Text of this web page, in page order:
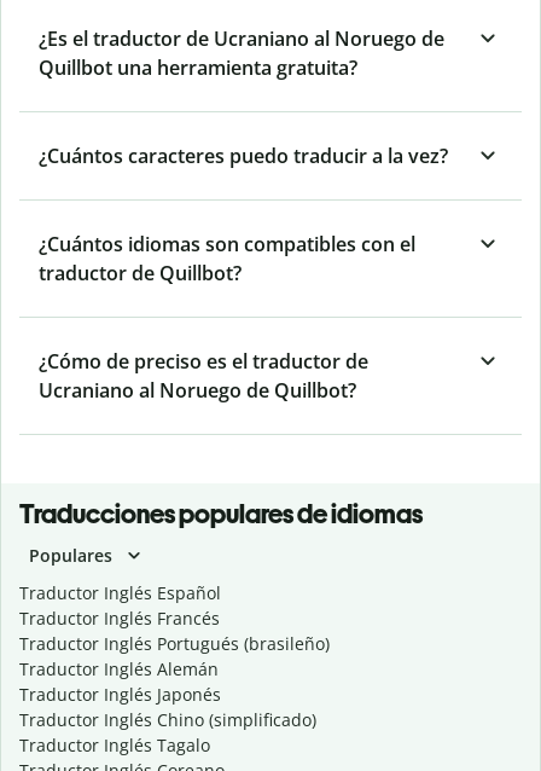
¿Es el traductor de Ucraniano al Noruego de
Quillbot una herramienta gratuita?
¿Cuántos caracteres puedo traducir a la vez?
¿Cuántos idiomas son compatibles con el
traductor de Quillbot?
¿Cómo de preciso es el traductor de
Ucraniano al Noruego de Quillbot?
Traducciones populares de idiomas
Populares
Traductor Inglés Español
Traductor Inglés Francés
Traductor Inglés Portugués (brasileño)
Traductor Inglés Alemán
Traductor Inglés Japonés
Traductor Inglés Chino (simplificado)
Traductor Inglés Tagalo